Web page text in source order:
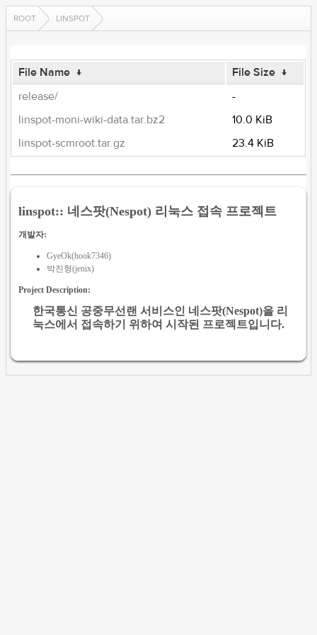
ROOT LINSPOT
File Name ↓ File Size ↓
release/
-
linspot-moni-wiki-data.tar.bz2
10.0 KiB
linspot-scmroot.tar.gz
23.4 KiB
linspot:: 네스팟(Nespot) 리눅스 접속 프로젝트
개발자:
GyeOk(hook7346)
박진형(jenix)
Project Description:
한국통신 공중무선랜 서비스인 네스팟(Nespot)을 리
눅스에서 접속하기 위하여 시작된 프로젝트입니다.